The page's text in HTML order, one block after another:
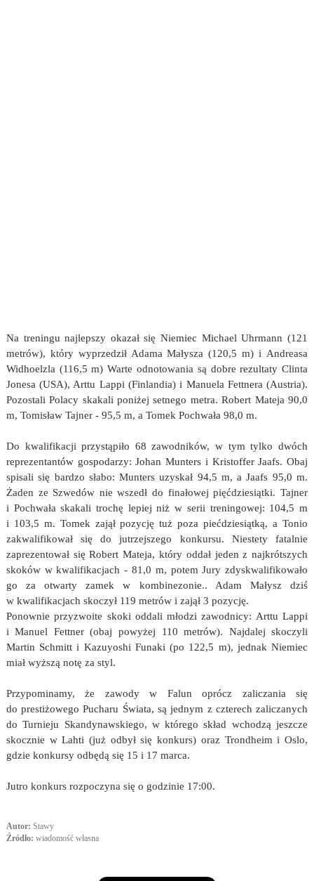
Na treningu najlepszy okazał się Niemiec Michael Uhrmann (121
metrów), który wyprzedził Adama Małysza (120,5 m) i Andreasa
Widhoelzla (116,5 m) Warte odnotowania są dobre rezultaty Clinta
Jonesa (USA), Arttu Lappi (Finlandia) i Manuela Fettnera (Austria).
Pozostali Polacy skakali poniżej setnego metra. Robert Mateja 90,0
m, Tomisław Tajner - 95,5 m, a Tomek Pochwała 98,0 m.
Do kwalifikacji przystąpiło 68 zawodników, w tym tylko dwóch
reprezentantów gospodarzy: Johan Munters i Kristoffer Jaafs. Obaj
spisali się bardzo słabo: Munters uzyskał 94,5 m, a Jaafs 95,0 m.
Żaden ze Szwedów nie wszedł do finałowej pięćdziesiątki. Tajner
i Pochwała skakali trochę lepiej niż w serii treningowej: 104,5 m
i 103,5 m. Tomek zajął pozycję tuż poza piećdziesiątką, a Tonio
zakwalifikował się do jutrzejszego konkursu. Niestety fatalnie
zaprezentował się Robert Mateja, który oddał jeden z najkrótszych
skoków w kwalifikacjach - 81,0 m, potem Jury zdyskwalifikowało
go za otwarty zamek w kombinezonie.. Adam Małysz dziś
w kwalifikacjach skoczył 119 metrów i zajął 3 pozycję.
Ponownie przyzwoite skoki oddali młodzi zawodnicy: Arttu Lappi
i Manuel Fettner (obaj powyżej 110 metrów). Najdalej skoczyli
Martin Schmitt i Kazuyoshi Funaki (po 122,5 m), jednak Niemiec
miał wyższą notę za styl.
Przypominamy, że zawody w Falun oprócz zaliczania się
do prestiżowego Pucharu Świata, są jednym z czterech zaliczanych
do Turnieju Skandynawskiego, w którego skład wchodzą jeszcze
skocznie w Lahti (już odbył się konkurs) oraz Trondheim i Oslo,
gdzie konkursy odbędą się 15 i 17 marca.
Jutro konkurs rozpoczyna się o godzinie 17:00.
Autor: Stawy
Źródło: wiadomość własna